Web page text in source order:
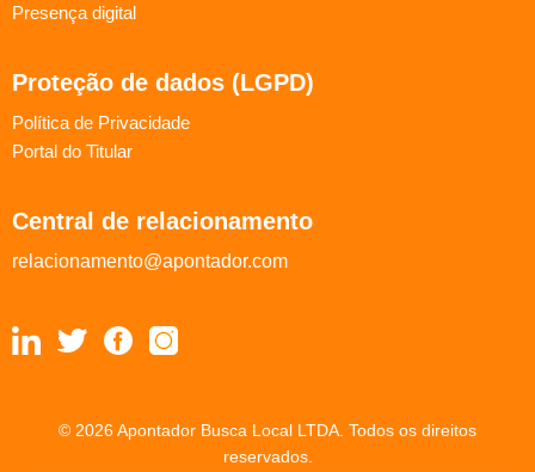
Presença digital
Proteção de dados (LGPD)
Política de Privacidade
Portal do Titular
Central de relacionamento
relacionamento@apontador.com
© 2026 Apontador Busca Local LTDA. Todos os direitos
reservados.